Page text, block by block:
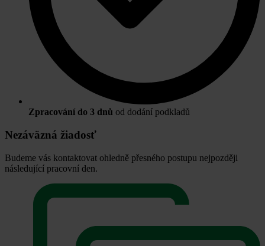
Zpracování do 3 dnů od dodání podkladů
Nezáväzná žiadosť
Budeme vás kontaktovat ohledně přesného postupu nejpozději
následující pracovní den.